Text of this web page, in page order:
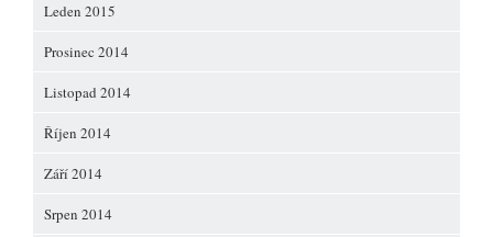
Leden 2015
Prosinec 2014
Listopad 2014
Říjen 2014
Září 2014
Srpen 2014